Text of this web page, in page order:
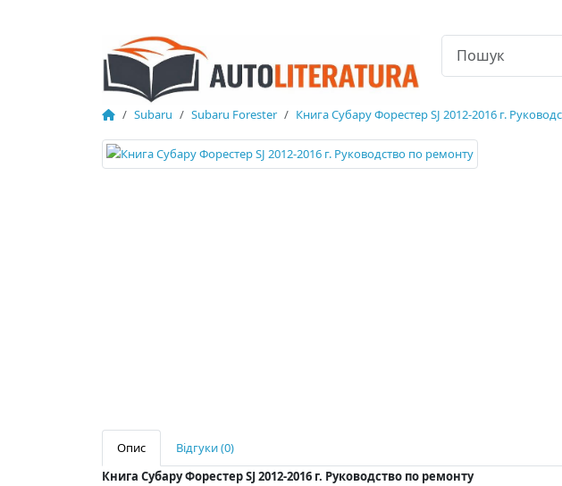
Subaru Subaru Forester Книга Субару Форестер SJ 2012-2016 г.
Опис
Відгуки (0)
Книга Субару Форестер SJ 2012-2016 г. Руководство по ремонту